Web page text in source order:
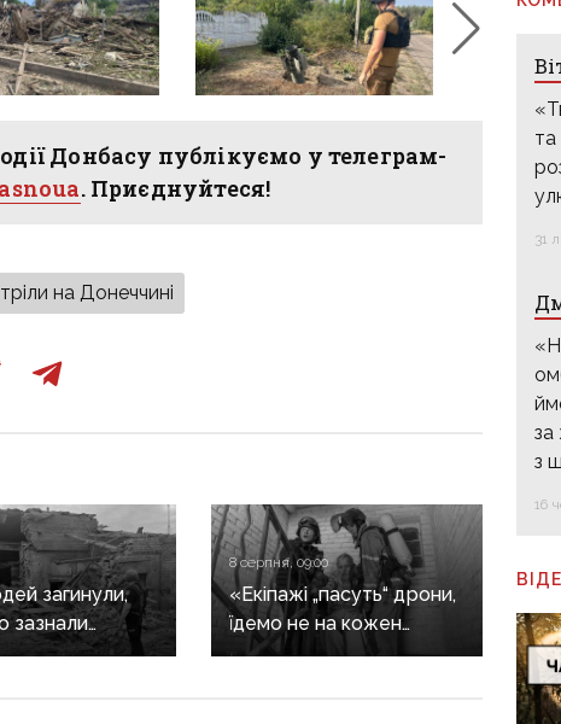
Донбасу публікуємо у телеграм-
. Приєднуйтеся!
на Донеччині
загинули,
зазнали
наслідки
8 серпня, 09:00
«Екіпажі „пасуть“ дрони,
їдемо не на кожен
виклик»: куди ДСНС
та
31
за
з
16